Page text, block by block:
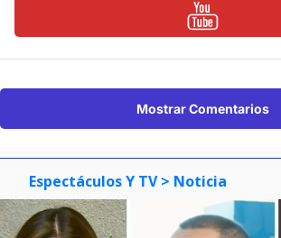
Mostrar Comentarios
Espectáculos Y TV > Noticia